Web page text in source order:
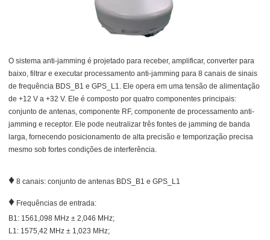
O sistema anti-jamming é projetado para receber, amplificar, converter para
baixo, filtrar e executar processamento anti-jamming para 8 canais de sinais
de frequência BDS_B1 e GPS_L1. Ele opera em uma tensão de alimentação
de +12 V a +32 V. Ele é composto por quatro componentes principais:
conjunto de antenas, componente RF, componente de processamento anti-
jamming e receptor. Ele pode neutralizar três fontes de jamming de banda
larga, fornecendo posicionamento de alta precisão e temporização precisa
mesmo sob fortes condições de interferência.
♦ 8 canais: conjunto de antenas BDS_B1 e GPS_L1
♦ Frequências de entrada:
B1: 1561,098 MHz ± 2,046 MHz;
L1: 1575,42 MHz ± 1,023 MHz;